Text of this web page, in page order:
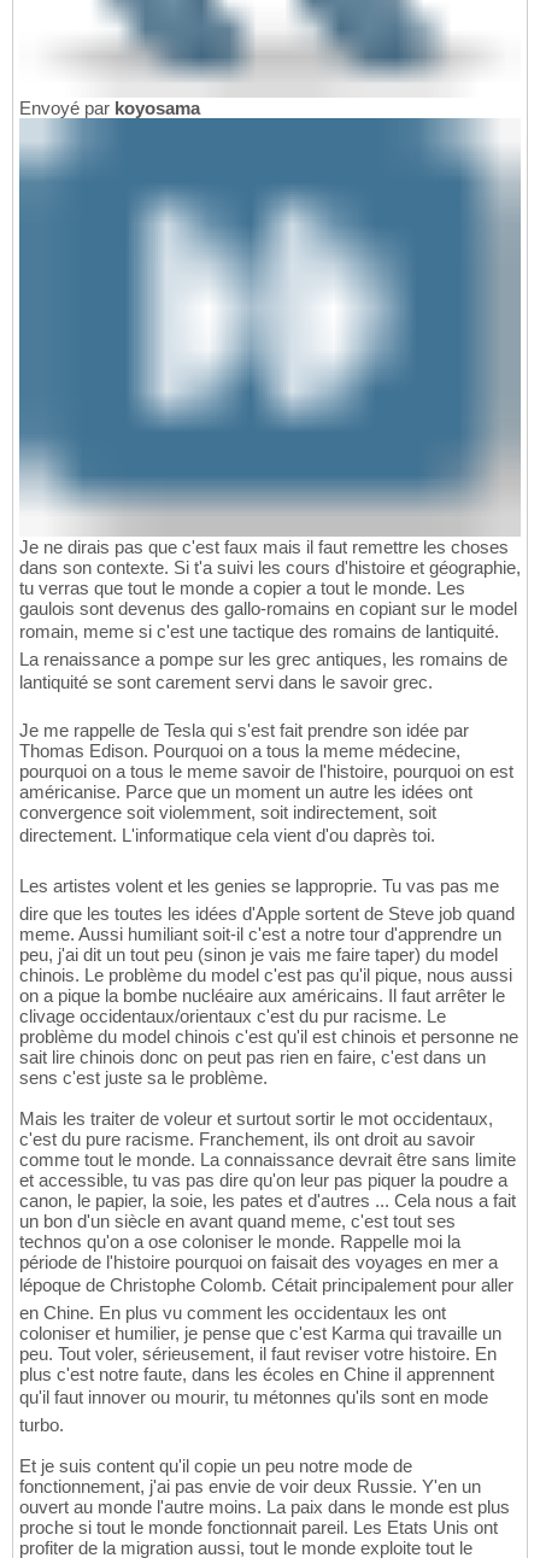
Envoyé par koyosama
Je ne dirais pas que c'est faux mais il faut remettre les choses
dans son contexte. Si t'a suivi les cours d'histoire et géographie,
tu verras que tout le monde a copier a tout le monde. Les
gaulois sont devenus des gallo-romains en copiant sur le model
romain, meme si c'est une tactique des romains de lantiquité.
La renaissance a pompe sur les grec antiques, les romains de
lantiquité se sont carement servi dans le savoir grec.
Je me rappelle de Tesla qui s'est fait prendre son idée par
Thomas Edison. Pourquoi on a tous la meme médecine,
pourquoi on a tous le meme savoir de l'histoire, pourquoi on est
américanise. Parce que un moment un autre les idées ont
convergence soit violemment, soit indirectement, soit
directement. L'informatique cela vient d'ou daprès toi.
Les artistes volent et les genies se lapproprie. Tu vas pas me
dire que les toutes les idées d'Apple sortent de Steve job quand
meme. Aussi humiliant soit-il c'est a notre tour d'apprendre un
peu, j'ai dit un tout peu (sinon je vais me faire taper) du model
chinois. Le problème du model c'est pas qu'il pique, nous aussi
on a pique la bombe nucléaire aux américains. Il faut arrêter le
clivage occidentaux/orientaux c'est du pur racisme. Le
problème du model chinois c'est qu'il est chinois et personne ne
sait lire chinois donc on peut pas rien en faire, c'est dans un
sens c'est juste sa le problème.
Mais les traiter de voleur et surtout sortir le mot occidentaux,
c'est du pure racisme. Franchement, ils ont droit au savoir
comme tout le monde. La connaissance devrait être sans limite
et accessible, tu vas pas dire qu'on leur pas piquer la poudre a
canon, le papier, la soie, les pates et d'autres ... Cela nous a fait
un bon d'un siècle en avant quand meme, c'est tout ses
technos qu'on a ose coloniser le monde. Rappelle moi la
période de l'histoire pourquoi on faisait des voyages en mer a
lépoque de Christophe Colomb. Cétait principalement pour aller
en Chine. En plus vu comment les occidentaux les ont
coloniser et humilier, je pense que c'est Karma qui travaille un
peu. Tout voler, sérieusement, il faut reviser votre histoire. En
plus c'est notre faute, dans les écoles en Chine il apprennent
qu'il faut innover ou mourir, tu métonnes qu'ils sont en mode
turbo.
Et je suis content qu'il copie un peu notre mode de
fonctionnement, j'ai pas envie de voir deux Russie. Y'en un
ouvert au monde l'autre moins. La paix dans le monde est plus
proche si tout le monde fonctionnait pareil. Les Etats Unis ont
profiter de la migration aussi, tout le monde exploite tout le